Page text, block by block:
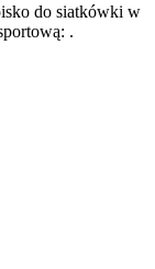
do siatkówki w
.